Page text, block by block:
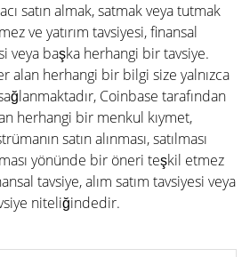
satın almak, satmak veya tutmak
ve yatırım tavsiyesi, finansal
veya başka herhangi bir tavsiye.
alan herhangi bir bilgi size yalnızca
Coinbase tarafından
herhangi bir menkul kıymet,
satın alınması, satılması
yönünde bir öneri teşkil etmez
tavsiye, alım satım tavsiyesi veya
niteliğindedir.